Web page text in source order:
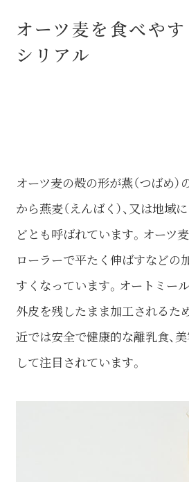
オーツ麦を食べや
シリアル
オーツ麦の殻の形が燕（つばめ
から燕麦（えんばく）、又は地域
どとも呼ばれています。オーツ麦
ローラーで平たく伸ばすなどの
すくなっています。オートミー
外皮を残したまま加工されるた
近では安全で健康的な離乳食、
して注目されています。